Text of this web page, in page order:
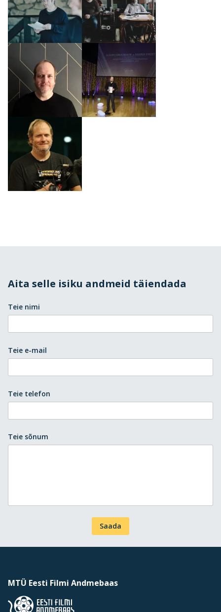
Aita selle isiku andmeid täiendada
Teie nimi
Teie e-mail
Teie telefon
Teie sõnum
Saada
MTÜ Eesti Filmi Andmebaas